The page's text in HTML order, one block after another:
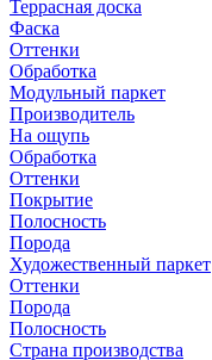
Террасная доска
Фаска
Оттенки
Обработка
Модульный паркет
Производитель
На ощупь
Обработка
Оттенки
Покрытие
Полосность
Порода
Художественный паркет
Оттенки
Порода
Полосность
Страна производства